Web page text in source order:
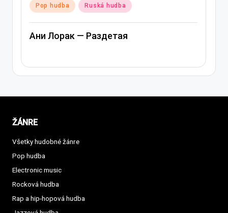
Posted
Pop hudba Ruská hudba
Ани Лорак — Раздетая
ŽÁNRE
Všetky hudobné žánre
Pop hudba
Electronic music
Rocková hudba
Rap a hip-hopová hudba